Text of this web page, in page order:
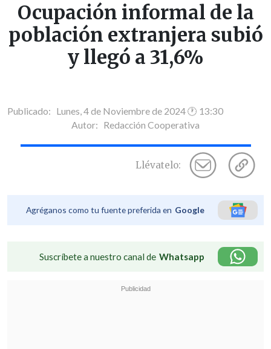
Ocupación informal de la
población extranjera subió
y llegó a 31,6%
Publicado: Lunes, 4 de Noviembre de 2024 🕐 13:30
Autor: Redacción Cooperativa
Llévatelo:
Agréganos como tu fuente preferida en Google
Suscríbete a nuestro canal de Whatsapp